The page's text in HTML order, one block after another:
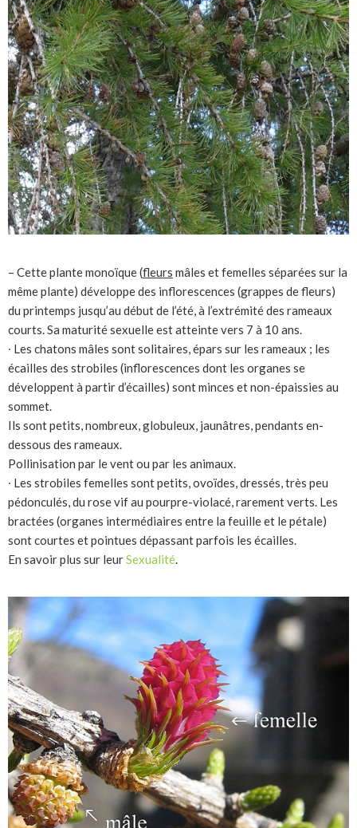
– Cette plante monoïque (fleurs mâles et femelles séparées sur la
même plante) développe des inflorescences (grappes de fleurs)
du printemps jusqu’au début de l’été, à l’extrémité des rameaux
courts. Sa maturité sexuelle est atteinte vers 7 à 10 ans.
∙ Les chatons mâles sont solitaires, épars sur les rameaux ; les
écailles des strobiles (inflorescences dont les organes se
développent à partir d’écailles) sont minces et non-épaissies au
sommet.
Ils sont petits, nombreux, globuleux, jaunâtres, pendants en-
dessous des rameaux.
Pollinisation par le vent ou par les animaux.
∙ Les strobiles femelles sont petits, ovoïdes, dressés, très peu
pédonculés, du rose vif au pourpre-violacé, rarement verts. Les
bractées (organes intermédiaires entre la feuille et le pétale)
sont courtes et pointues dépassant parfois les écailles.
En savoir plus sur leurSexualité.